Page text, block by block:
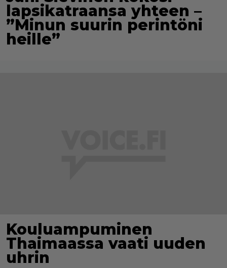
lapsikatraansa yhteen –
”Minun suurin perintöni
heille”
Kouluampuminen
Thaimaassa vaati uuden
uhrin